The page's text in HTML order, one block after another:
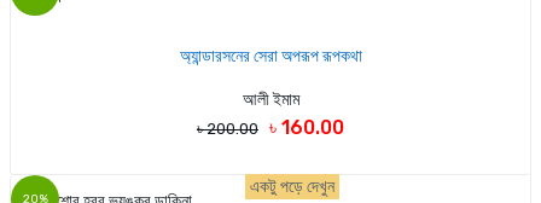
অ্যান্ডারসনের সেরা অপরূপ রূপকথা
আলী ইমাম
৳ 200.00 ৳ 160.00
20%
একটু পড়ে দেখুন